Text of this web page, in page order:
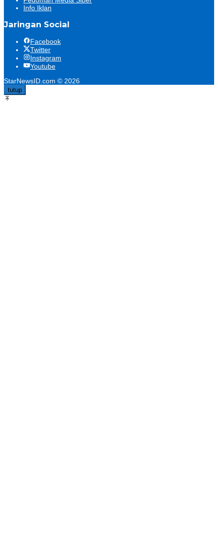
Info Iklan
Jaringan Social
Facebook
Twitter
Instagram
Youtube
StarNewsID.com © 2026
tutup